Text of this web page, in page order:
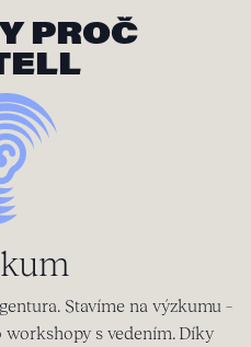
PROČ
Stavíme na výzkumu –
s vedením. Díky